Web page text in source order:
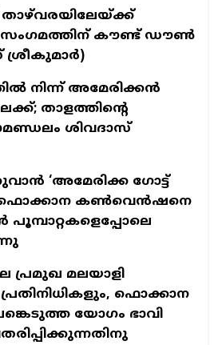
കൗണ്ട് ഡൗണ്‍
നിന്ന് അമേരിക്കൻ
താളത്തിന്റെ
ശിവദാസ്
‘അമേരിക്ക ഗോട്ട്
ഫൊക്കാന കൺവെൻഷനെ
പ്രമുഖ മലയാളി
ഫൊക്കാന
യോഗം ഭാവി